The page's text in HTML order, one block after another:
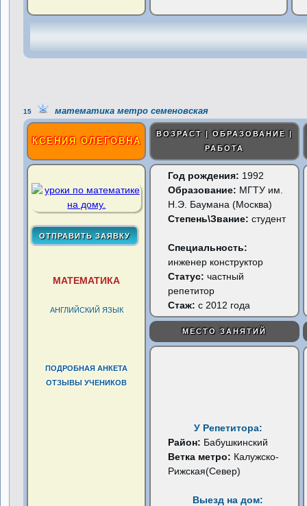
15 математика метро семеновская
КСЕНИЯ ОЛЕГОВНА
ВОЗРАСТ | ОБРАЗОВАНИЕ |
РАБОТА
МАТЕМАТИКА
АНГЛИЙСКИЙ ЯЗЫК
ПОДРОБНАЯ АНКЕТА
ОТЗЫВЫ УЧЕНИКОВ
Год рождения: 1992
Образование: МГТУ им.
Н.Э. Баумана (Москва)
Степень\Звание: студент
Специальность:
инженер конструктор
Статус:частный
репетитор
Стаж: с 2012 года
МЕСТО ЗАНЯТИЙ
У Репетитора:
Район: Бабушкинский
Ветка метро: Калужско-
Рижская(Север)
Выезд на дом: